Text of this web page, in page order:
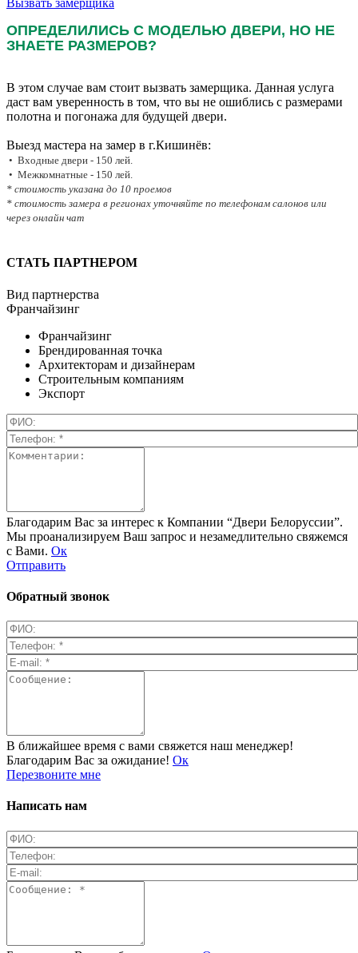
Вызвать замерщика
ОПРЕДЕЛИЛИСЬ С МОДЕЛЬЮ ДВЕРИ, НО НЕ
ЗНАЕТЕ РАЗМЕРОВ?
В этом случае вам стоит вызвать замерщика. Данная услуга
даст вам уверенность в том, что вы не ошиблись с размерами
полотна и погонажа для будущей двери.
Выезд мастера на замер в г.Кишинёв:
• Входные двери - 150 лей.
• Межкомнатные - 150 лей.
* стоимость указана до 10 проемов
* стоимость замера в регионах уточняйте по телефонам салонов или
через онлайн чат
СТАТЬ ПАРТНЕРОМ
Вид партнерства
Франчайзинг
Франчайзинг
Брендированная точка
Архитекторам и дизайнерам
Строительным компаниям
Экспорт
Благодарим Вас за интерес к Компании “Двери Белоруссии”.
Мы проанализируем Ваш запрос и незамедлительно свяжемся
с Вами. Ок
Отправить
Обратный звонок
В ближайшее время с вами свяжется наш менеджер!
Благодарим Вас за ожидание! Ок
Перезвоните мне
Написать нам